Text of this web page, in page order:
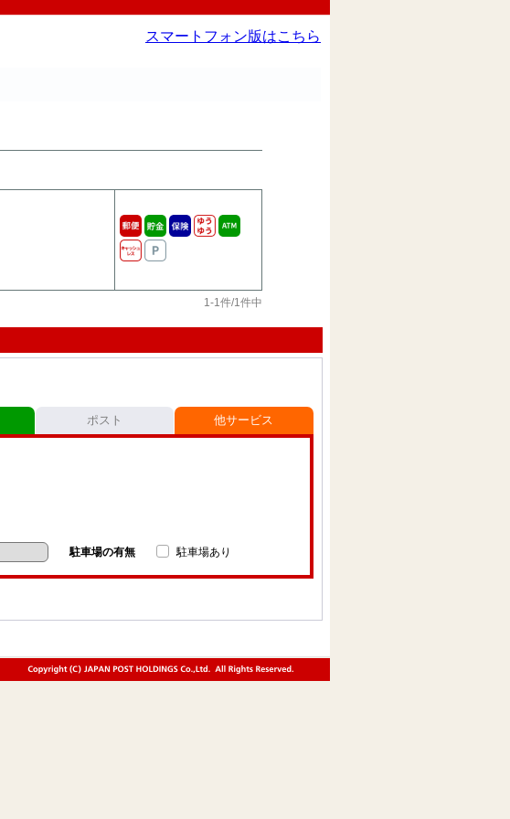
スマートフォン版はこちら
1-1件/1件中
駐車場の有無 駐車場あり
ポスト 他サービス